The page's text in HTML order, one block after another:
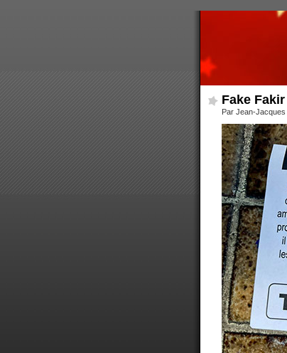
Fake Fakir
Par Jean-Jacques